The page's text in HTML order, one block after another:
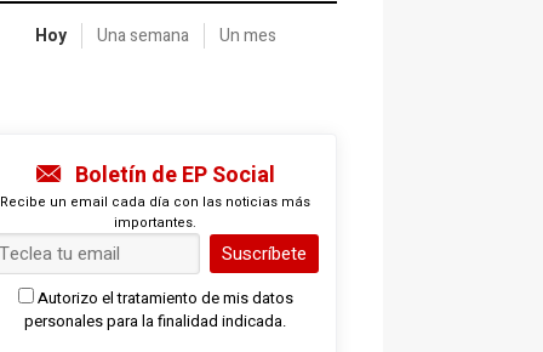
Hoy Una semana Un mes
Boletín de EP Social
Recibe un email cada día con las noticias más
importantes.
Suscríbete
Autorizo el tratamiento de mis datos
personales para la finalidad indicada.